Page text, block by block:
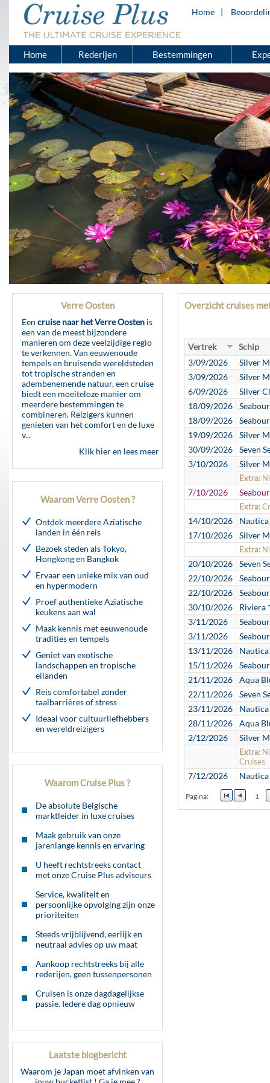
Home
Home Rederijen Bestemmingen
Verre Oosten
Een cruise naar het Verre Oosten is
een van de meest bijzondere
manieren om deze veelzijdige regio
te verkennen. Van eeuwenoude
tempels en bruisende wereldsteden
tot tropische stranden en
adembenemende natuur, een cruise
biedt een moeiteloze manier om
meerdere bestemmingen te
combineren. Reizigers kunnen
genieten van het comfort en de luxe
v...
Klik hier en lees meer
Waarom Verre Oosten ?
Ontdek meerdere Aziatische
landen in één reis
Bezoek steden als Tokyo,
Hongkong en Bangkok
Ervaar een unieke mix van oud
en hypermodern
Proef authentieke Aziatische
keukens aan wal
Maak kennis met eeuwenoude
tradities en tempels
Geniet van exotische
landschappen en tropische
eilanden
Reis comfortabel zonder
taalbarrières of stress
Ideaal voor cultuurliefhebbers
en wereldreizigers
Waarom Cruise Plus ?
De absolute Belgische
marktleider in luxe cruises
Maak gebruik van onze
jarenlange kennis en ervaring
U heeft rechtstreeks contact
met onze Cruise Plus adviseurs
Service, kwaliteit en
persoonlijke opvolging zijn onze
prioriteiten
Steeds vrijblijvend, eerlijk en
neutraal advies op uw maat
Aankoop rechtstreeks bij alle
rederijen, geen tussenpersonen
Cruisen is onze dagdagelijkse
passie. Iedere dag opnieuw
Laatste blogbericht
Waarom je Japan moet afvinken van
Overzicht cruises
Vertrek
Schip
3/09/2026
Silver
3/09/2026
Silver
6/09/2026
Silver
18/09/2026
18/09/2026
19/09/2026
Silver
30/09/2026
Seven
3/10/2026
Silver
Extra:
7/10/2026
Extra:
14/10/2026
17/10/2026
Silver
Extra:
20/10/2026
Seven
22/10/2026
22/10/2026
30/10/2026
Riviera
3/11/2026
3/11/2026
13/11/2026
15/11/2026
21/11/2026
Aqua
22/11/2026
Seven
23/11/2026
28/11/2026
Aqua
2/12/2026
Silver
Extra:
Cruises
7/12/2026
Pagina: 1